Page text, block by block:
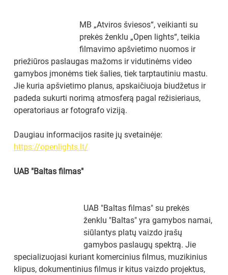
MB „Atviros šviesos“, veikianti su
prekės ženklu „Open lights“, teikia
filmavimo apšvietimo nuomos ir
priežiūros paslaugas mažoms ir vidutinėms video
gamybos įmonėms tiek šalies, tiek tarptautiniu mastu.
Jie kuria apšvietimo planus, apskaičiuoja biudžetus ir
padeda sukurti norimą atmosferą pagal režisieriaus,
operatoriaus ar fotografo viziją.
Daugiau informacijos rasite jų svetainėje:
https://openlights.lt/
UAB "Baltas filmas"
UAB "Baltas filmas" su prekės
ženklu "Baltas" yra gamybos namai,
siūlantys platų vaizdo įrašų
gamybos paslaugų spektrą. Jie
specializuojasi kuriant komercinius filmus, muzikinius
klipus, dokumentinius filmus ir kitus vaizdo projektus,